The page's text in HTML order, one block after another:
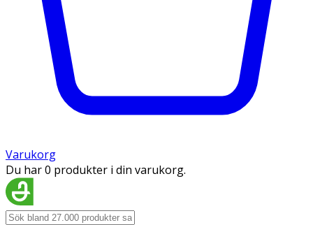
Varukorg
Du har 0 produkter i din varukorg.